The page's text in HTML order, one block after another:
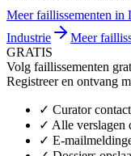
Meer faillissementen in
Industrie
Meer
GRATIS
Volg faillissementen
Registreer en ontvang
✓ Curator
✓ Alle verslagen
✓ E-